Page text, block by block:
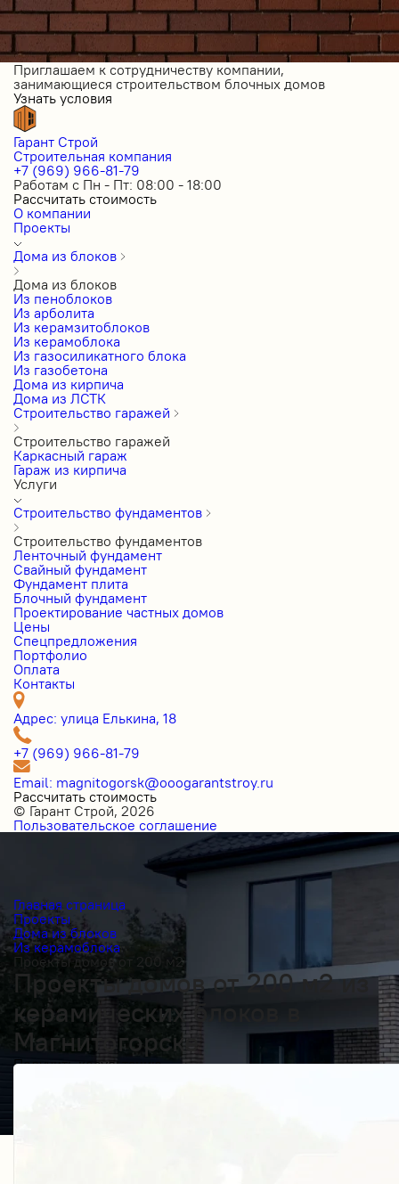
Приглашаем к сотрудничеству компании,
занимающиеся строительством блочных домов
Узнать условия
Гарант Строй
Строительная компания
+7 (969) 966-81-79
Работам с Пн - Пт: 08:00 - 18:00
Рассчитать стоимость
О компании
Проекты
Дома из блоков
Дома из блоков
Из пеноблоков
Из арболита
Из керамзитоблоков
Из керамоблока
Из газосиликатного блока
Из газобетона
Дома из кирпича
Дома из ЛСТК
Строительство гаражей
Строительство гаражей
Каркасный гараж
Гараж из кирпича
Услуги
Строительство фундаментов
Строительство фундаментов
Ленточный фундамент
Свайный фундамент
Фундамент плита
Блочный фундамент
Проектирование частных домов
Цены
Cпецпредложения
Портфолио
Оплата
Контакты
Адрес: улица Елькина, 18
+7 (969) 966-81-79
Email: magnitogorsk@ooogarantstroy.ru
Рассчитать стоимость
© Гарант Строй, 2026
Пользовательское соглашение
Главная страница
Проекты
Дома из блоков
Из керамоблока
Проекты домов от 200 м2
Проекты домов от 200 м2 из
керамических блоков в
Магнитогорске
Получить косультацию